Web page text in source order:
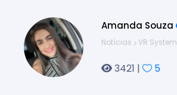
Amanda Souza
Notícias VR System
3421 | 5